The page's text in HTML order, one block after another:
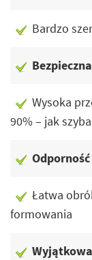
Bardzo
Wysoka
90% – jak
Łatwa
formowania